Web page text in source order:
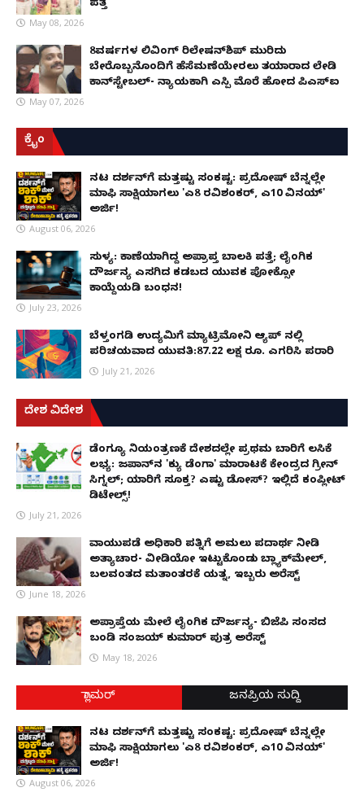
ಪತ್ತೆ
May 08, 2026
8ವರ್ಷಗಳ ಲಿವಿಂಗ್‌ ರಿಲೇಷನ್‌ಶಿಪ್ ಮುರಿದು
ಬೇರೊಬ್ಬನೊಂದಿಗೆ ಹೆಸೆಮಣೆಯೇರಲು ತಯಾರಾದ ಲೇಡಿ
ಕಾನ್‌ಸ್ಟೇಬಲ್- ನ್ಯಾಯಕ್ಕಾಗಿ ಎಸ್ಪಿ ಮೊರೆ ಹೋದ ಪಿಎಸ್ಐ
May 07, 2026
ಕ್ರೈಂ
ನಟ ದರ್ಶನ್‌ಗೆ ಮತ್ತಷ್ಟು ಸಂಕಷ್ಟ: ಪ್ರದೋಷ್ ಬೆನ್ನಲ್ಲೇ
ಮಾಫಿ ಸಾಕ್ಷಿಯಾಗಲು 'ಎ8 ರವಿಶಂಕರ್, ಎ10 ವಿನಯ್'
ಅರ್ಜಿ!
August 06, 2026
ಸುಳ್ಯ: ಕಾಣೆಯಾಗಿದ್ದ ಅಪ್ರಾಪ್ತ ಬಾಲಕಿ ಪತ್ತೆ; ಲೈಂಗಿಕ
ದೌರ್ಜನ್ಯ ಎಸಗಿದ ಕಡಬದ ಯುವಕ ಪೋಕ್ಸೋ
ಕಾಯ್ದೆಯಡಿ ಬಂಧನ!
July 23, 2026
ಬೆಳ್ತಂಗಡಿ ಉದ್ಯಮಿಗೆ ಮ್ಯಾಟ್ರಿಮೋನಿ ಆ್ಯಪ್ ನಲ್ಲಿ
ಪರಿಚಯವಾದ ಯುವತಿ:87.22 ಲಕ್ಷ ರೂ. ಎಗರಿಸಿ ಪರಾರಿ
July 21, 2026
ದೇಶ ವಿದೇಶ
ಡೆಂಗ್ಯೂ ನಿಯಂತ್ರಣಕ್ಕೆ ದೇಶದಲ್ಲೇ ಪ್ರಥಮ ಬಾರಿಗೆ ಲಸಿಕೆ
ಲಭ್ಯ: ಜಪಾನ್‌ನ 'ಕ್ಯು ಡೆಂಗಾ' ಮಾರಾಟಕ್ಕೆ ಕೇಂದ್ರದ ಗ್ರೀನ್
ಸಿಗ್ನಲ್; ಯಾರಿಗೆ ಸೂಕ್ತ? ಎಷ್ಟು ಡೋಸ್? ಇಲ್ಲಿದೆ ಕಂಪ್ಲೀಟ್
ಡಿಟೇಲ್ಸ್!
July 21, 2026
ವಾಯುಪಡೆ ಅಧಿಕಾರಿ ಪತ್ನಿಗೆ ಅಮಲು ಪದಾರ್ಥ ನೀಡಿ
ಅತ್ಯಾಚಾರ- ವೀಡಿಯೋ ಇಟ್ಟುಕೊಂಡು ಬ್ಲ್ಯಾಕ್‌ಮೇಲ್,
ಬಲವಂತದ ಮತಾಂತರಕ್ಕೆ ಯತ್ನ, ಇಬ್ಬರು ಅರೆಸ್ಟ್
June 18, 2026
ಅಪ್ರಾಪ್ತೆಯ ಮೇಲೆ ಲೈಂಗಿಕ ದೌರ್ಜನ್ಯ- ಬಿಜೆಪಿ ಸಂಸದ
ಬಂಡಿ ಸಂಜಯ್ ಕುಮಾರ್ ಪುತ್ರ ಅರೆಸ್ಟ್
May 18, 2026
ಗ್ಲಾಮರ್ ಜನಪ್ರಿಯ ಸುದ್ದಿ
ನಟ ದರ್ಶನ್‌ಗೆ ಮತ್ತಷ್ಟು ಸಂಕಷ್ಟ: ಪ್ರದೋಷ್ ಬೆನ್ನಲ್ಲೇ
ಮಾಫಿ ಸಾಕ್ಷಿಯಾಗಲು 'ಎ8 ರವಿಶಂಕರ್, ಎ10 ವಿನಯ್'
ಅರ್ಜಿ!
August 06, 2026